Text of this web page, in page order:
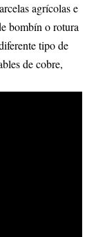
agrícolas e
bombín o rotura
tipo de
de cobre,